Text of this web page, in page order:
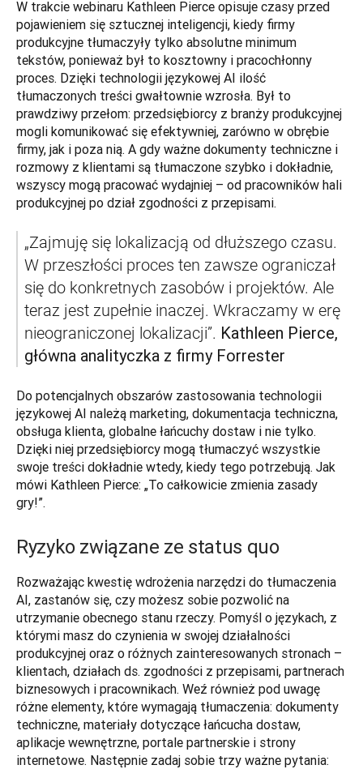
W trakcie webinaru Kathleen Pierce opisuje czasy przed
pojawieniem się sztucznej inteligencji, kiedy firmy
produkcyjne tłumaczyły tylko absolutne minimum
tekstów, ponieważ był to kosztowny i pracochłonny
proces. Dzięki technologii językowej AI ilość
tłumaczonych treści gwałtownie wzrosła. Był to
prawdziwy przełom: przedsiębiorcy z branży produkcyjnej
mogli komunikować się efektywniej, zarówno w obrębie
firmy, jak i poza nią. A gdy ważne dokumenty techniczne i
rozmowy z klientami są tłumaczone szybko i dokładnie,
wszyscy mogą pracować wydajniej – od pracowników hali
produkcyjnej po dział zgodności z przepisami.
„Zajmuję się lokalizacją od dłuższego czasu.
W przeszłości proces ten zawsze ograniczał
się do konkretnych zasobów i projektów. Ale
teraz jest zupełnie inaczej. Wkraczamy w erę
nieograniczonej lokalizacji”. Kathleen Pierce,
główna analityczka z firmy Forrester
Do potencjalnych obszarów zastosowania technologii
językowej AI należą marketing, dokumentacja techniczna,
obsługa klienta, globalne łańcuchy dostaw i nie tylko.
Dzięki niej przedsiębiorcy mogą tłumaczyć wszystkie
swoje treści dokładnie wtedy, kiedy tego potrzebują. Jak
mówi Kathleen Pierce: „To całkowicie zmienia zasady
gry!”.
Ryzyko związane ze status quo
Rozważając kwestię wdrożenia narzędzi do tłumaczenia
AI, zastanów się, czy możesz sobie pozwolić na
utrzymanie obecnego stanu rzeczy. Pomyśl o językach, z
którymi masz do czynienia w swojej działalności
produkcyjnej oraz o różnych zainteresowanych stronach –
klientach, działach ds. zgodności z przepisami, partnerach
biznesowych i pracownikach. Weź również pod uwagę
różne elementy, które wymagają tłumaczenia: dokumenty
techniczne, materiały dotyczące łańcucha dostaw,
aplikacje wewnętrzne, portale partnerskie i strony